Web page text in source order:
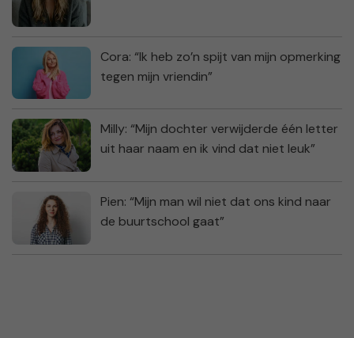
Cora: “Ik heb zo’n spijt van mijn opmerking
tegen mijn vriendin”
Milly: “Mijn dochter verwijderde één letter
uit haar naam en ik vind dat niet leuk”
Pien: “Mijn man wil niet dat ons kind naar
de buurtschool gaat”